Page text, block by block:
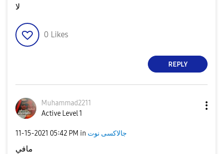
لا
0 Likes
REPLY
Muhammad2211
Active Level 1
‎11-15-2021 05:42 PM in جالاكسى نوت
مافي